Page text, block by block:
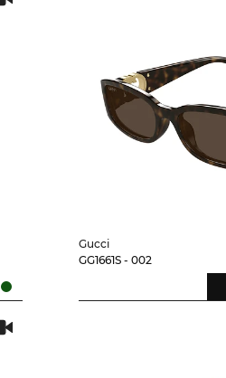
Gucci
GG1661S - 002